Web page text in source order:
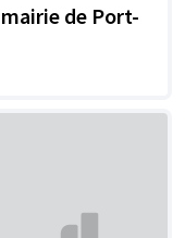
de Port-